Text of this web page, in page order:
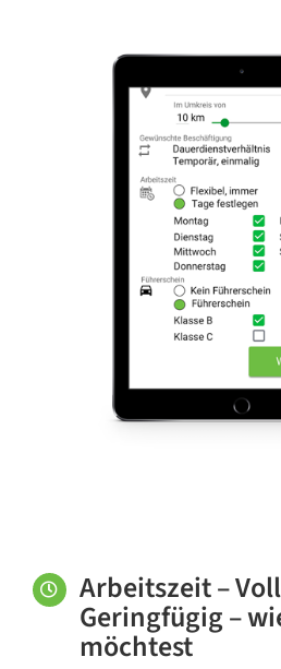
Arbeitszeit –
Geringfügig –
möchtest